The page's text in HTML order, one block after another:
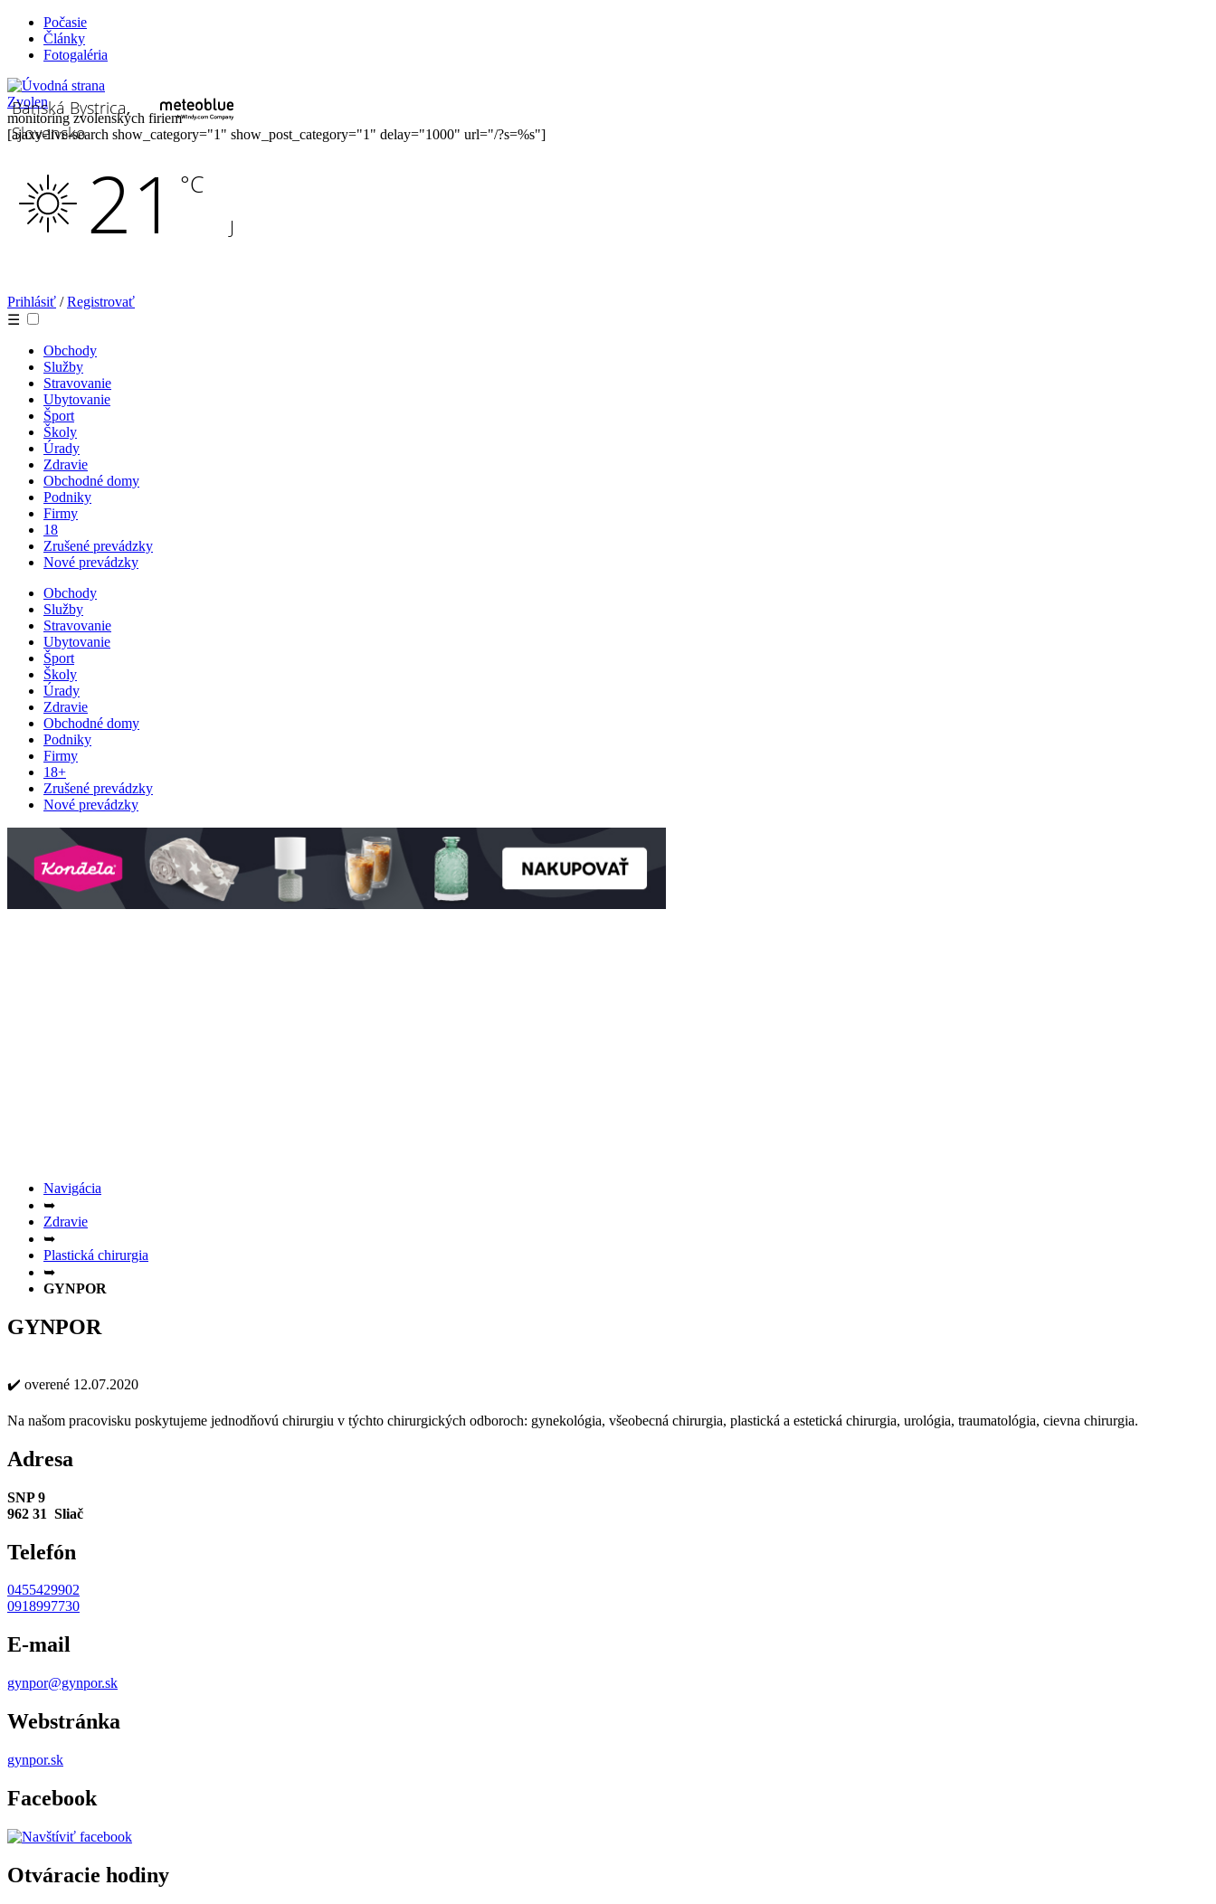
Počasie
Články
Fotogaléria
Zvolen
monitoring zvolenských firiem
[ajaxy-live-search show_category="1" show_post_category="1" delay="1000" url="/?s=%s"]
Prihlásiť /Registrovať
☰
Obchody
Služby
Stravovanie
Ubytovanie
Šport
Školy
Úrady
Zdravie
Obchodné domy
Podniky
Firmy
18
Zrušené prevádzky
Nové prevádzky
Obchody
Služby
Stravovanie
Ubytovanie
Šport
Školy
Úrady
Zdravie
Obchodné domy
Podniky
Firmy
18+
Zrušené prevádzky
Nové prevádzky
Navigácia
➥
Zdravie
➥
Plastická chirurgia
➥
GYNPOR
GYNPOR
✔️ overené 12.07.2020
Na našom pracovisku poskytujeme jednodňovú chirurgiu v týchto chirurgických odboroch: gynekológia, všeobecná chirurgia, plastická a estetická chirurgia, urológia, traumatológia, cievna chirurgia.
Adresa
SNP 9
962 31 Sliač
Telefón
0455429902
0918997730
E-mail
gynpor@gynpor.sk
Webstránka
gynpor.sk
Facebook
Otváracie hodiny